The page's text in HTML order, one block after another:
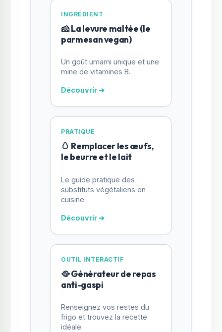
INGRÉDIENT
🧀 La levure maltée (le
parmesan vegan)
Un goût umami unique et une
mine de vitamines B.
Découvrir ➔
PRATIQUE
🥚 Remplacer les œufs,
le beurre et le lait
Le guide pratique des
substituts végétaliens en
cuisine.
Découvrir ➔
OUTIL INTERACTIF
🥘 Générateur de repas
anti-gaspi
Renseignez vos restes du
frigo et trouvez la recette
idéale.